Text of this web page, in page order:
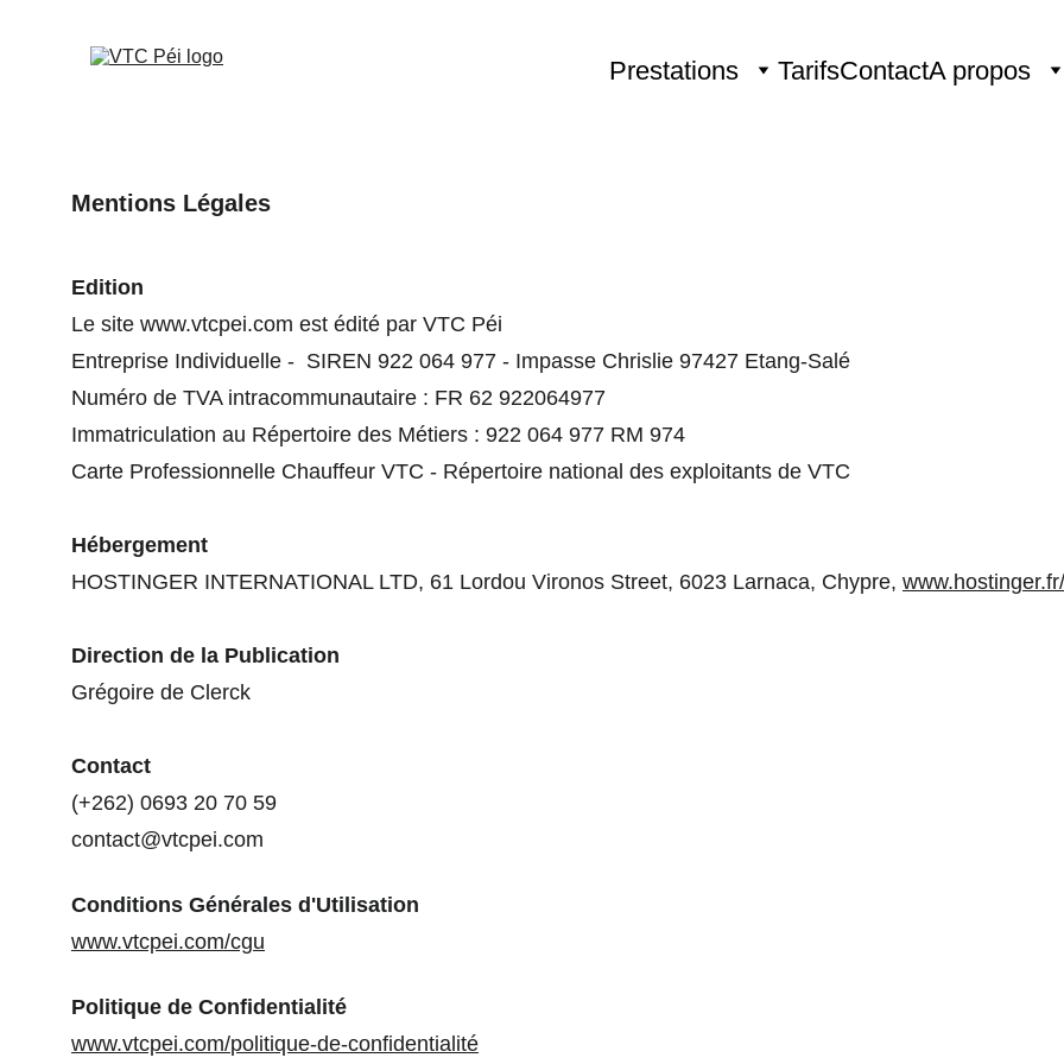
Prestations TarifsContactA propos
Mentions Légales
Edition
Le site www.vtcpei.com est édité par VTC Péi
Entreprise Individuelle -  SIREN 922 064 977 - Impasse Chrislie 97427 Etang-Salé
Numéro de TVA intracommunautaire : FR 62 922064977
Immatriculation au Répertoire des Métiers : 922 064 977 RM 974
Carte Professionnelle Chauffeur VTC - Répertoire national des exploitants de VTC
Hébergement
HOSTINGER INTERNATIONAL LTD, 61 Lordou Vironos Street, 6023 Larnaca, Chypre,
Direction de la Publication
Grégoire de Clerck
Contact
(+262) 0693 20 70 59
contact@vtcpei.com
Conditions Générales d'Utilisation
www.vtcpei.com/cgu
Politique de Confidentialité
www.vtcpei.com/politique-de-confidentialité